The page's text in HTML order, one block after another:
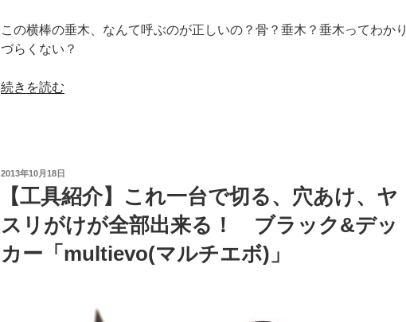
この横棒の垂木、なんて呼ぶのが正しいの？骨？垂木？垂木ってわかり
づらくない？
“【工
の
木
続きを読む
投
2013年10月18日
【工具紹介】これ一台で切る、穴あけ、ヤ
スリがけが全部出来る！ ブラック&デッ
カー「multievo(マルチエボ)」